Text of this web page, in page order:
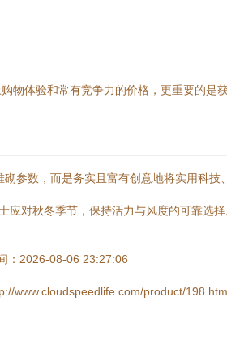
物体验和常有竞争力的价格，更重要的是
参数，而是务实且富有创意地将实用科
应对秋冬季节，保持活力与风度的可靠选
：2026-08-06 23:27:06
www.cloudspeedlife.com/product/